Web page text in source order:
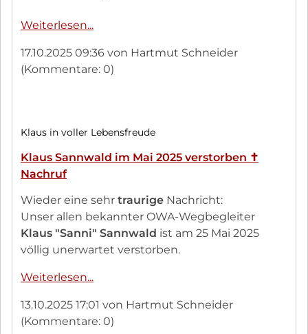
Weiterlesen...Neue
Udos
FotoGalerie
17.10.2025 09:36 von Hartmut Schneider
(Kommentare: 0)
Klaus in voller Lebensfreude
Klaus Sannwald im Mai 2025 verstorben ✝︎
Nachruf
Wieder eine sehr traurige Nachricht:
Unser allen bekannter OWA-Wegbegleiter
Klaus "Sanni" Sannwald ist am 25 Mai 2025
völlig unerwartet verstorben.
Weiterlesen...Klaus
im
Mai
13.10.2025 17:01 von Hartmut Schneider
(Kommentare: 0)